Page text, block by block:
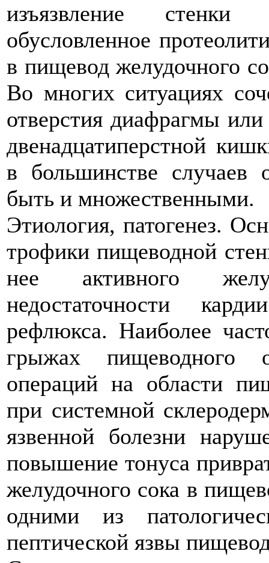
изъязвление
обусловленное
в пищевод желудочного
Во многих ситуациях
отверстия диафрагмы
двенадцатиперстной
в большинстве случаев
быть и множественными.
Этиология, патогенез.
трофики пищеводной
нее активного
недостаточности
рефлюкса. Наиболее
грыжах пищеводного
операций на области
при системной
язвенной болезни
повышение тонуса
желудочного сока в
одними из
пептической язвы